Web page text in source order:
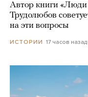
Автор книги
Трудолюбов
на эти вопросы
ИСТОРИИ 17 часов назад